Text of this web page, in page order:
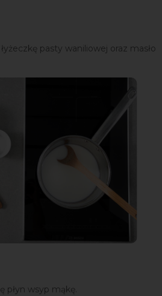
pasty waniliowej oraz masło
płyn wsyp mąkę.